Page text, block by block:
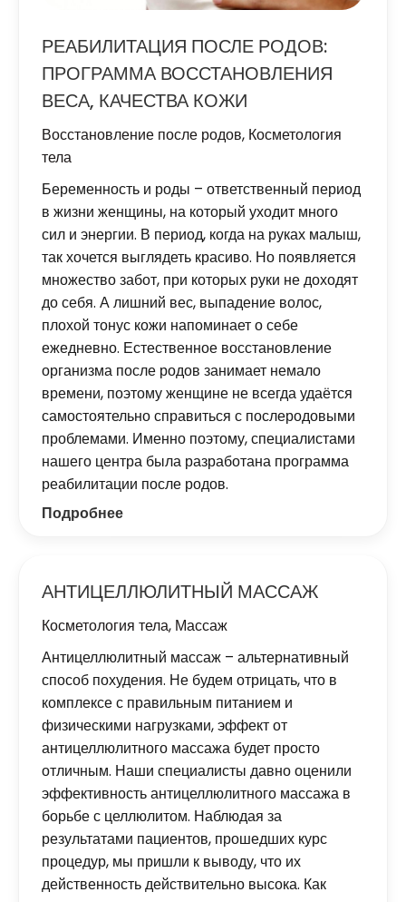
РЕАБИЛИТАЦИЯ ПОСЛЕ РОДОВ:
ПРОГРАММА ВОССТАНОВЛЕНИЯ
ВЕСА, КАЧЕСТВА КОЖИ
Восстановление после родов, Косметология
тела
Беременность и роды – ответственный период
в жизни женщины, на который уходит много
сил и энергии. В период, когда на руках малыш,
так хочется выглядеть красиво. Но появляется
множество забот, при которых руки не доходят
до себя. А лишний вес, выпадение волос,
плохой тонус кожи напоминает о себе
ежедневно. Естественное восстановление
организма после родов занимает немало
времени, поэтому женщине не всегда удаётся
самостоятельно справиться с послеродовыми
проблемами. Именно поэтому, специалистами
нашего центра была разработана программа
реабилитации после родов.
Подробнее
АНТИЦЕЛЛЮЛИТНЫЙ МАССАЖ
Косметология тела, Массаж
Антицеллюлитный массаж – альтернативный
способ похудения. Не будем отрицать, что в
комплексе с правильным питанием и
физическими нагрузками, эффект от
антицеллюлитного массажа будет просто
отличным. Наши специалисты давно оценили
эффективность антицеллюлитного массажа в
борьбе с целлюлитом. Наблюдая за
результатами пациентов, прошедших курс
процедур, мы пришли к выводу, что их
действенность действительно высока. Как